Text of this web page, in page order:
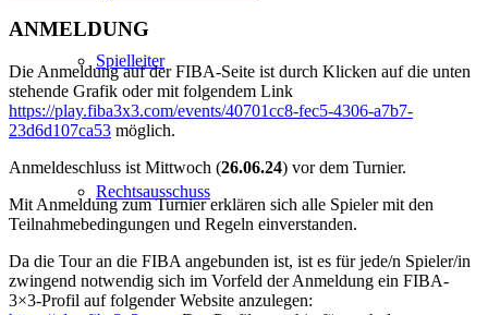
Spielleiter
Rechtsausschuss
ANMELDUNG
Die Anmeldung auf der FIBA-Seite ist durch Klicken auf die unten
stehende Grafik oder mit folgendem Link
https://play.fiba3x3.com/events/40701cc8-fec5-4306-a7b7-
23d6d107ca53 möglich.
Anmeldeschluss ist Mittwoch (26.06.24) vor dem Turnier.
Mit Anmeldung zum Turnier erklären sich alle Spieler mit den
Teilnahmebedingungen und Regeln einverstanden.
Da die Tour an die FIBA angebunden ist, ist es für jede/n Spieler/in
zwingend notwendig sich im Vorfeld der Anmeldung ein FIBA-
3×3-Profil auf folgender Website anzulegen: